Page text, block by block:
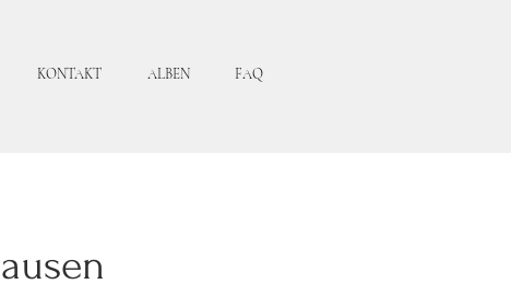
KONTAKT ALBEN FAQ
ausen